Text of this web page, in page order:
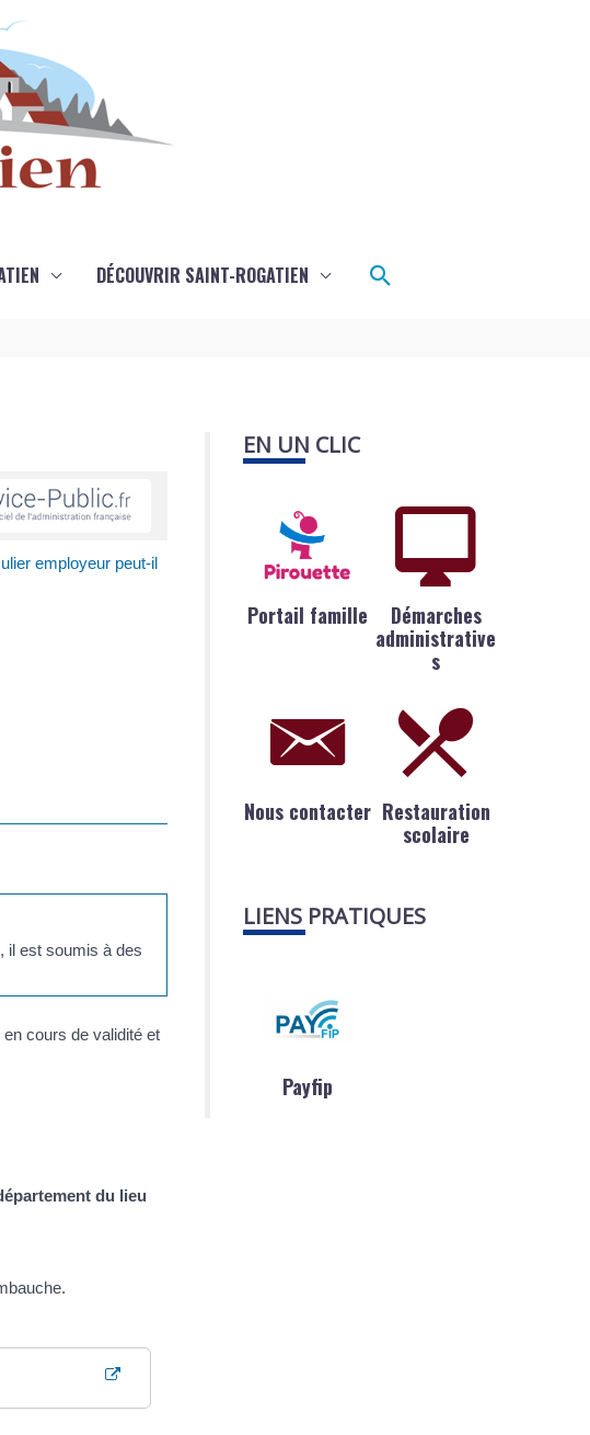
DÉCOUVRIR SAINT-ROGATIEN Rechercher
employeur peut-il
il est soumis à des
en cours de validité et
du lieu
EN UN CLIC
Portail famille
Démarches
administrative
s
Nous contacter Restauration
scolaire
LIENS PRATIQUES
Payfip